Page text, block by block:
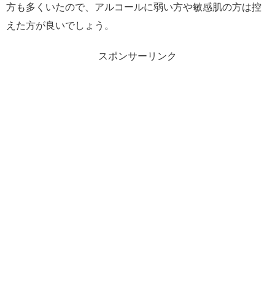
方も多くいたので、アルコールに弱い方や敏感肌の方は控
えた方が良いでしょう。
スポンサーリンク